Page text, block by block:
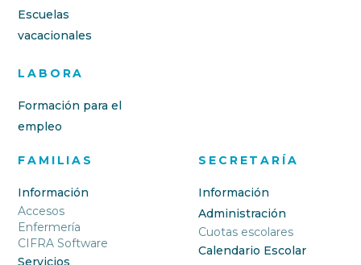
Escuelas
vacacionales
LABORA
Formación para el
empleo
FAMILIAS
Información
Accesos
Enfermería
CIFRA Software
Servicios
SECRETARÍA
Información
Administración
Cuotas escolares
Calendario Escolar